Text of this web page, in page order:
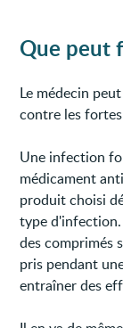
Que peut
Le médecin
contre les
Une infection
médicament
produit choisi
type
des comprimés
pris pendant
entraîner des